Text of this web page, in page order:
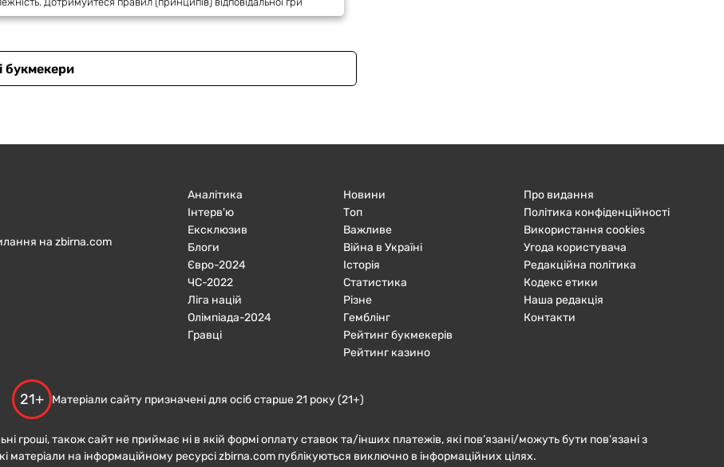
букмекери
на zbirna.com
Аналітика
Інтерв'ю
Ексклюзив
Блоги
Євро-2024
ЧC-2022
Ліга націй
Олімпіада-2024
Гравці
Новини
Топ
Важливе
Війна в Україні
Історія
Статистика
Різне
Гемблінг
Рейтинг букмекерів
Рейтинг казино
Про видання
Політика конфіденційності
Використання cookies
Угода користувача
Редакційна політика
Кодекс етики
Наша редакція
Контакти
21+ Матеріали сайту призначені для осіб старше 21 року (21+)
гроші, також сайт не приймає ні в якій формі оплату ставок та/інших платежів, які пов’язані/можуть бути пов’язані з
на інформаційному ресурсі zbirna.com публікуються виключно в інформаційних цілях.